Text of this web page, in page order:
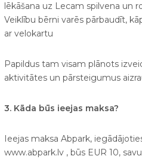
lēkāšana uz Lecam spilvena un
Veiklību bērni varēs pārbaudīt,
ar velokartu
Papildus tam visam plānots
aktivitātes un pārsteigumus
3. Kāda būs ieejas maksa?
Ieejas maksa Abpark,
www.abpark.lv , būs EUR 10,